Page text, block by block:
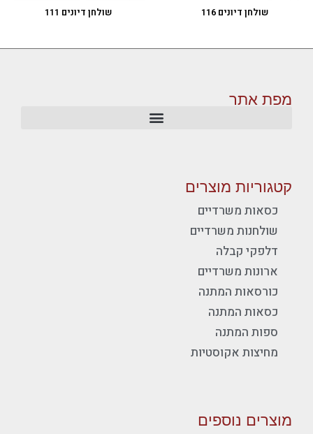
שולחן דיונים 116 שולחן דיונים 111
מפת אתר
קטגוריות מוצרים
כסאות משרדיים
שולחנות משרדיים
דלפקי קבלה
ארונות משרדיים
כורסאות המתנה
כסאות המתנה
ספות המתנה
מחיצות אקוסטיות
מוצרים נוספים